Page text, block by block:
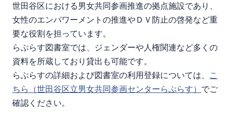
世田谷区における男女共同参画推進の拠点施設であり、
女性のエンパワーメントの推進やＤＶ防止の啓発など重
要な役割を担っています。
らぷらす図書室では、
ジェンダーや人権関連など多くの
資料を所蔵しており貸出も可能です。
らぷらすの詳細および図書室の利用登録については、
こ
ちら（世田谷区立男女共同参画センターらぷらす） でご
確認ください。